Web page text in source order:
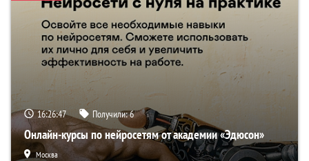
16:26:46 Получили:6
Онлайн-курсы по нейросетям от академии «Эдюсон»
Москва